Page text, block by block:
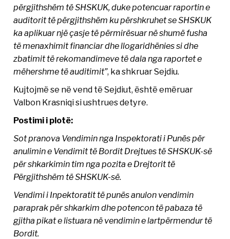
përgjithshëm të SHSKUK, duke potencuar raportin e
auditorit të përgjithshëm ku përshkruhet se SHSKUK
ka aplikuar një çasje të përmirësuar në shumë fusha
të menaxhimit financiar dhe llogaridhënies si dhe
zbatimit të rekomandimeve të dala nga raportet e
mëhershme të auditimit”, ka shkruar Sejdiu.
Kujtojmë se në vend të Sejdiut, është emëruar
Valbon Krasniqi si ushtrues detyre.
Postimi i plotë:
Sot pranova Vendimin nga Inspektorati i Punës për
anulimin e Vendimit të Bordit Drejtues të SHSKUK-së
për shkarkimin tim nga pozita e Drejtorit të
Përgjithshëm të SHSKUK-së.
Vendimi i Inpektoratit të punës anulon vendimin
paraprak për shkarkim dhe potencon të pabaza të
gjitha pikat e listuara në vendimin e lartpërmendur të
Bordit.